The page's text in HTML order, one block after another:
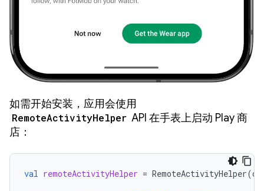
如需开始安装，应用会使用
RemoteActivityHelper API 在手表上启动 Play 商
店：
val remoteActivityHelper = RemoteActivityHelper(